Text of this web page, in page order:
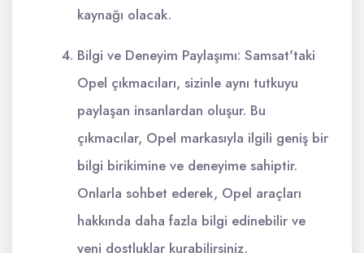
kaynağı olacak.
Bilgi ve Deneyim Paylaşımı: Samsat'taki
Opel çıkmacıları, sizinle aynı tutkuyu
paylaşan insanlardan oluşur. Bu
çıkmacılar, Opel markasıyla ilgili geniş bir
bilgi birikimine ve deneyime sahiptir.
Onlarla sohbet ederek, Opel araçları
hakkında daha fazla bilgi edinebilir ve
yeni dostluklar kurabilirsiniz.